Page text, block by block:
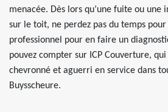
menacée. Dès lors qu’une fuite ou une
sur le toit, ne perdez pas du temps
professionnel pour en faire un
pouvez compter sur ICP Couverture,
chevronné et aguerri en service dans
Buysscheure.